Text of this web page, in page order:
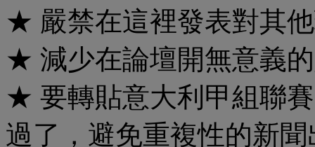
★ 嚴禁在這裡發表對其
★ 減少在論壇開無意義
★ 要轉貼意大利甲組聯
過了，避免重複性的新聞